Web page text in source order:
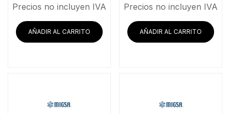
Precios no incluyen IVA
AÑADIR AL CARRITO
Precios no incluyen IVA
AÑADIR AL CARRITO